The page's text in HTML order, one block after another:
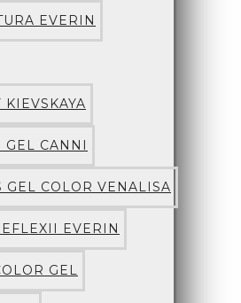
EVERIN
GEL CANNI
GEL COLOR VENALISA
EVERIN
GEL